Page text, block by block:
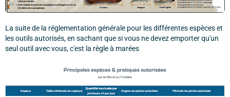
La suite de la réglementation générale pour les différentes espèces et
les outils autorisés, en sachant que si vous ne devez emporter qu'un
seul outil avec vous, c'est la règle à marées